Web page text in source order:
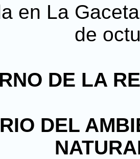
en La
de
DE LA
DEL